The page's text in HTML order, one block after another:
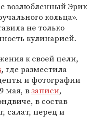
возлюбленный Эрик
кольца».
не только
кулинарией.
к своей цели,
, где разместила
и фотографии
мая, взаписи,
в состав
салат, перец и